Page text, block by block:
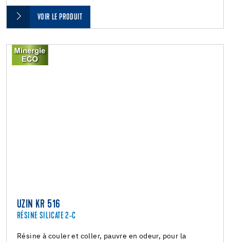
VOIR LE PRODUIT
UZIN KR 516
RÉSINE SILICATE 2-C
Résine à couler et coller, pauvre en odeur, pour la